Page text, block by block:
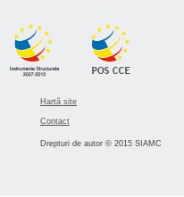
Hartă site
Contact
Drepturi de autor © 2015 SIAMC